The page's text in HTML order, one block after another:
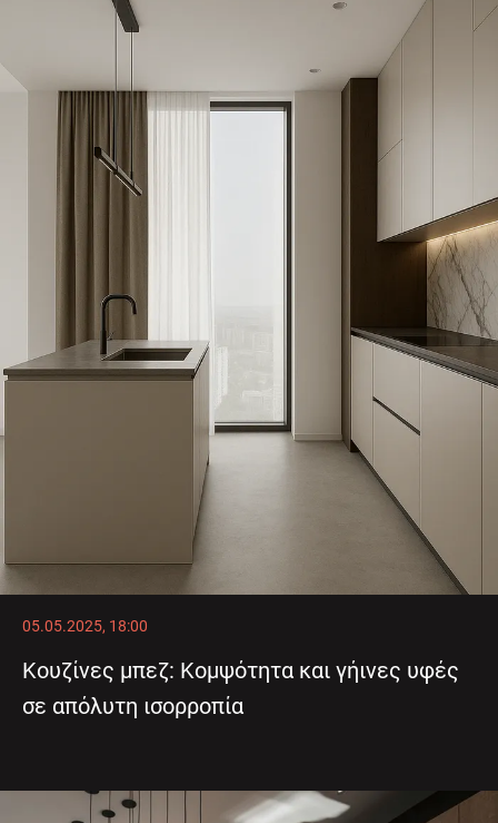
05.05.2025, 18:00
Κουζίνες μπεζ: Κομψότητα και γήινες υφές
σε απόλυτη ισορροπία